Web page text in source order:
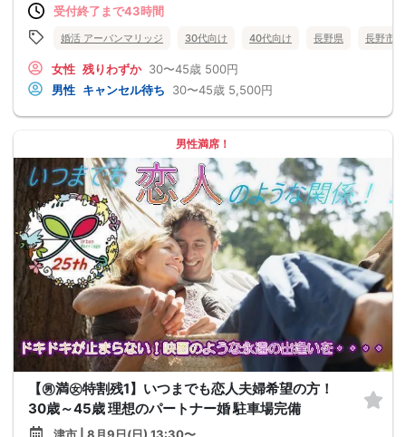
受付終了まで43時間
婚活 アーバンマリッジ 30代向け 40代向け 長野県 長野市
女性 残りわずか 30〜45歳 500円
男性 キャンセル待ち 30〜45歳 5,500円
男性満席！
【㊚満㊛特割残1】いつまでも恋人夫婦希望の方！
30歳～45歳 理想のパートナー婚 駐車場完備